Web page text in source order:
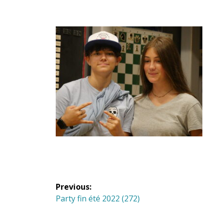
Navigation
de
Previous:
Previous
Party fin été 2022 (272)